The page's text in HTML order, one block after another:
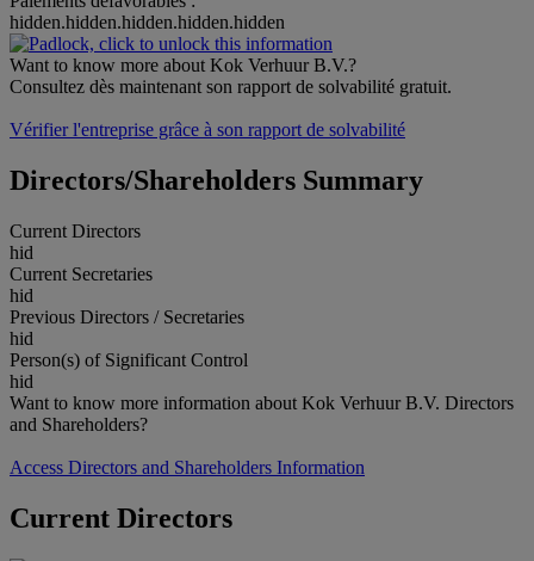
hidden.hidden.hidden.hidden.hidden
Want to know more about Kok Verhuur B.V.?
Consultez dès maintenant son rapport de solvabilité gratuit.
Vérifier l'entreprise grâce à son rapport de solvabilité
Directors/Shareholders Summary
Current Directors
hid
Current Secretaries
hid
Previous Directors / Secretaries
hid
Person(s) of Significant Control
hid
Want to know more information about Kok Verhuur B.V. Directors
and Shareholders?
Access Directors and Shareholders Information
Current Directors